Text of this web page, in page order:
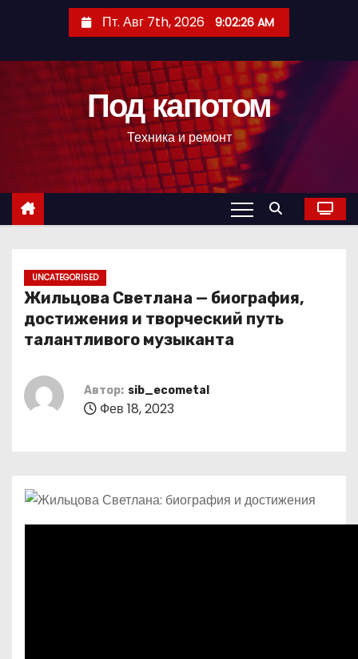
с
Пт. Авг 7th, 2026 9:02:27 AM
Под капотом
Техника и ремонт
UNCATEGORISED
Жильцова Светлана — биография,
достижения и творческий путь
талантливого музыканта
Автор: sib_ecometal
Фев 18, 2023